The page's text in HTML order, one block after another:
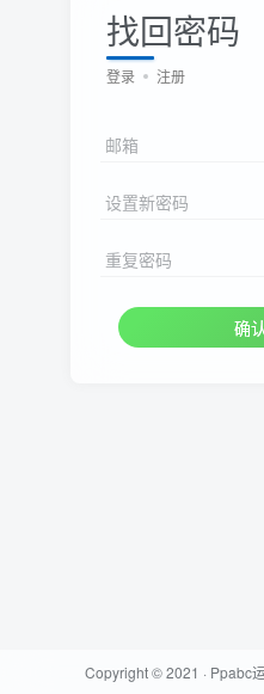
找回密码
登录 注册
邮箱
设置新密码
重复密码
确
Copyright © 2021 · Ppabc